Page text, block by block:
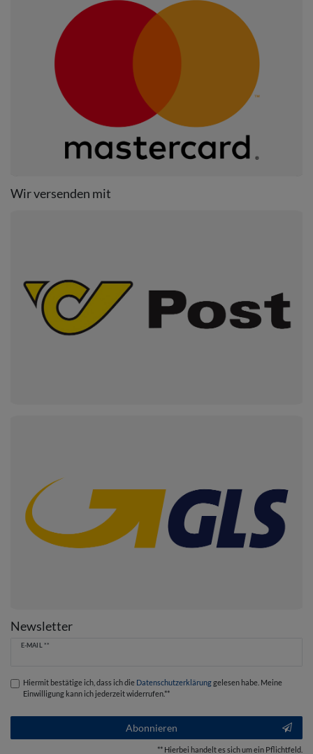
Wir versenden mit
Newsletter
E-MAIL **
Newsletter
Hiermit bestätige ich, dass ich die Daten­schutz­erklärunggelesen habe. Meine
Einwilligung kann ich jederzeit widerrufen.**
Abonnieren
** Hierbei handelt es sich um ein Pflichtfeld.